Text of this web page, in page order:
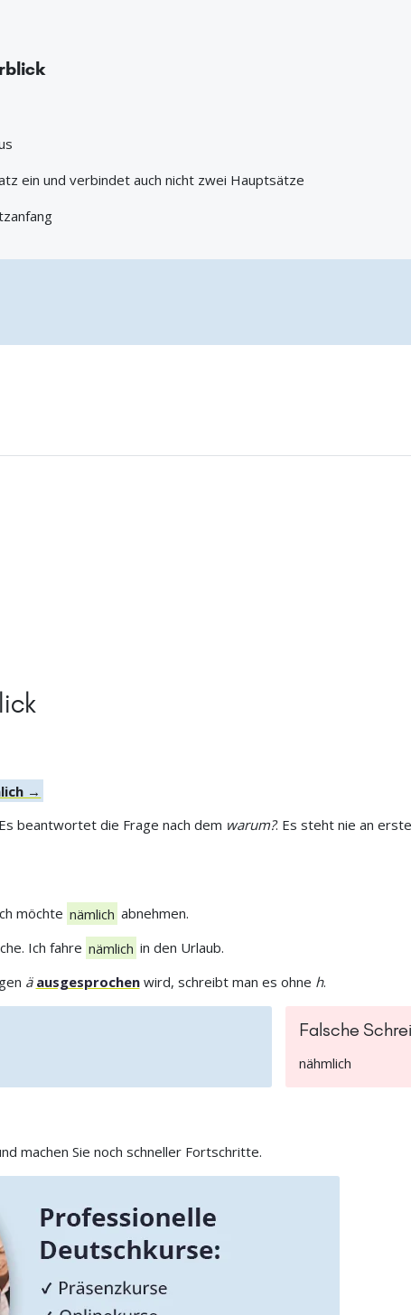
ein und verbindet auch nicht zwei Hauptsätze
→
beantwortet die Frage nach dem warum?. Es steht nie an
möchte nämlich abnehmen.
Ich fahre nämlich in den Urlaub.
ä ausgesprochenwird, schreibt man es ohne h.
Falsche
nähmlich
machen Sie noch schneller Fortschritte.